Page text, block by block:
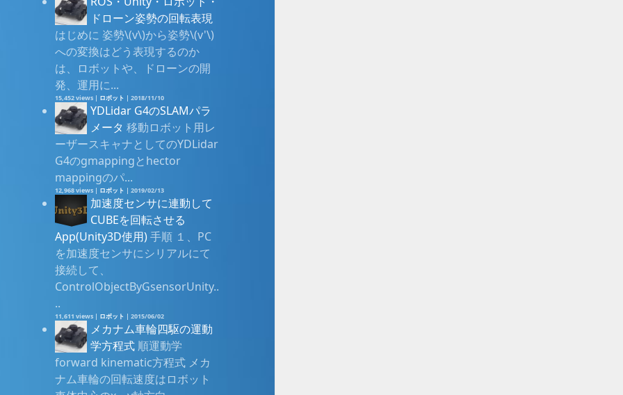
ドローン姿勢の回転表現
はじめに 姿勢\(v\)から姿勢\(v'\)
への変換はどう表現するのか
は、ロボットや、ドローンの開
発、運用に...
15,452 views | ロボット |2018/11/10
YDLidar G4のSLAMパラ
メータ 移動ロボット用レ
ーザースキャナとしてのYDLidar
G4のgmappingとhector
mappingのパ...
12,968 views | ロボット |2019/02/13
加速度センサに連動して
CUBEを回転させる
App(Unity3D使用)手順 １、PC
を加速度センサにシリアルにて
接続して、
ControlObjectByGsensorUnity..
..
11,611 views | ロボット |2015/06/02
メカナム車輪四駆の運動
学方程式 順運動学
forward kinematic方程式 メカ
ナム車輪の回転速度はロボット